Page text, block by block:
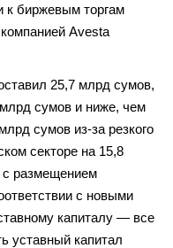
к биржевым торгам
Avesta
25,7 млрд сумов,
млрд сумов и ниже, чем
сумов из-за резкого
секторе на 15,8
размещением
с новыми
капиталу — все
уставный капитал